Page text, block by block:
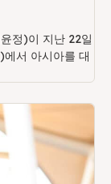
정)이 지난 22일
서 아시아를 대